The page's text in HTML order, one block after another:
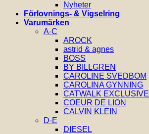
Nyheter
Förlovnings- & Vigselring
Varumärken
A-C
AROCK
astrid & agnes
BOSS
BY BILLGREN
CAROLINE SVEDBOM
CAROLINA GYNNING
CATWALK EXCLUSIVE
COEUR DE LION
CALVIN KLEIN
D-E
DIESEL